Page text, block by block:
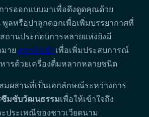
ารออกแบบมาเพื่อดึงดูดคุณด้วย
พูลหรือปาลูกดอกเพื่อเพิ่มบรรยากาศที่
ถานประกอบการหลายแห่งยังมี
าย สุรานำเข้าเพื่อเพิ่มประสบการณ์
ารด้วยเครื่องดื่มหลากหลายชนิด
มผสานที่เป็นเอกลักษณ์ระหว่างการ
ซึมซับวัฒนธรรมเพื่อให้เข้าใจถึง
ประเพณีของชาวเวียดนาม